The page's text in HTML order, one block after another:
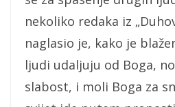
nekoliko redaka iz
naglasio je, kako je
ljudi udaljuju od Boga,
slabost, i moli Boga za